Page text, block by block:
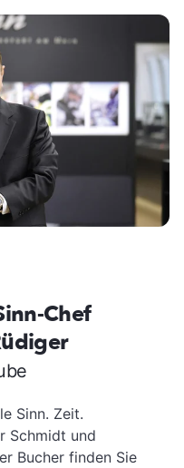
Chef
Sinn. Zeit.
Schmidt und
Bucher finden Sie